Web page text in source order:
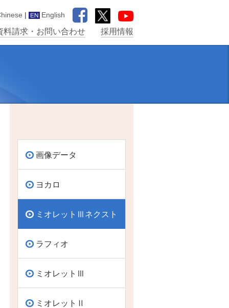
| English
料請求・お問い合わせ 採用情報
画像データ
ヨカロ
ミオレットⅢネクスト
ラフィオ
ミオレットⅢ
ミオレットⅡ